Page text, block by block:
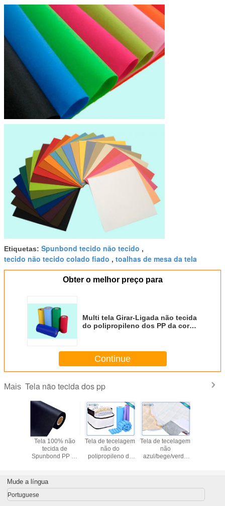
Etiquetas: Spunbond tecido não tecido ,
tecido não tecido colado fiado , toalhas de mesa da tela
Obter o melhor preço para
Multi tela Girar-Ligada não tecida
do polipropileno dos PP da cor
Continue
Mais Tela não tecida dos pp
tela
PP
Tela 100% não
tecida de
Spunbond PP do
o sofá
Tela de tecelagem
não do
polipropileno de
colchão/material
Tela de tecelagem
não
azul/bege/verde
embalagem
Mude a língua
Portuguese